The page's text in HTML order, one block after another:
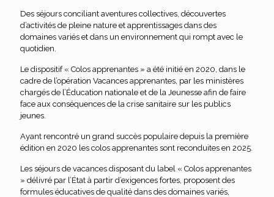
Des séjours conciliant aventures collectives, découvertes
d’activités de pleine nature et apprentissages dans des
domaines variés et dans un environnement qui rompt avec le
quotidien.
Le dispositif « Colos apprenantes » a été initié en 2020, dans le
cadre de l’opération Vacances apprenantes, par les ministères
chargés de l’Éducation nationale et de la Jeunesse afin de faire
face aux conséquences de la crise sanitaire sur les publics
jeunes.
Ayant rencontré un grand succès populaire depuis la première
édition en 2020 les colos apprenantes sont reconduites en 2025.
Les séjours de vacances disposant du label « Colos apprenantes
» délivré par l’État à partir d’exigences fortes, proposent des
formules éducatives de qualité dans des domaines variés,